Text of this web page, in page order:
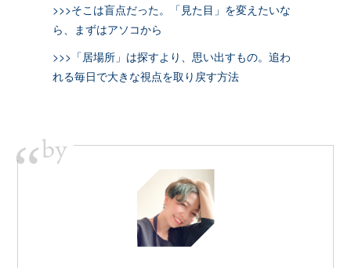
>>>そこは盲点だった。「見た目」を変えたいな
ら、まずはアソコから
>>>「居場所」は探すより、思い出すもの。追わ
れる毎日で大きな視点を取り戻す方法
“by